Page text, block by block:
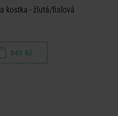
kostka - žlutá/fialová
849 Kč